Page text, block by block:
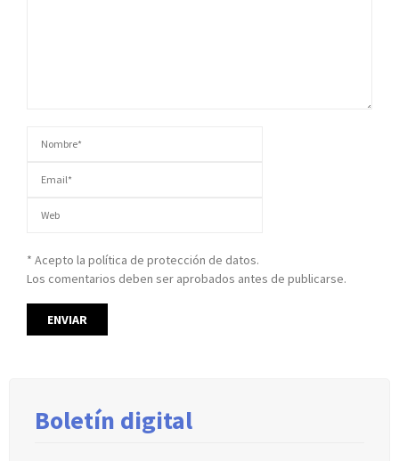
* Acepto la política de protección de datos.
Los comentarios deben ser aprobados antes de publicarse.
Boletín digital